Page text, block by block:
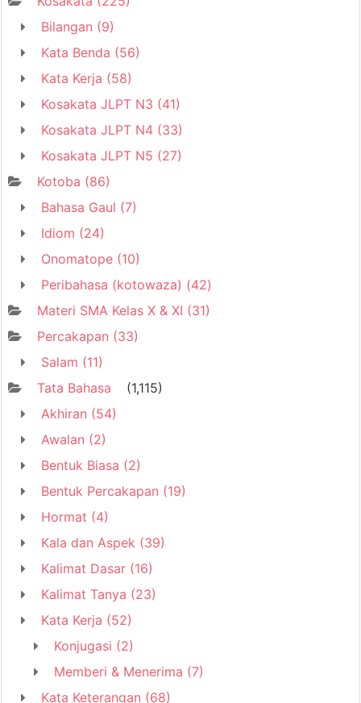
Bilangan (9)
Kata Benda (56)
Kata Kerja (58)
Kosakata JLPT N3 (41)
Kosakata JLPT N4 (33)
Kosakata JLPT N5 (27)
Kotoba (86)
Bahasa Gaul (7)
Idiom (24)
Onomatope (10)
Peribahasa (kotowaza) (42)
Materi SMA Kelas X & XI (31)
Percakapan (33)
Salam (11)
Tata Bahasa
(1,115)
Akhiran (54)
Awalan (2)
Bentuk Biasa (2)
Bentuk Percakapan (19)
Hormat (4)
Kala dan Aspek (39)
Kalimat Dasar (16)
Kalimat Tanya (23)
Kata Kerja (52)
Konjugasi (2)
Memberi & Menerima (7)
Kata Keterangan (68)